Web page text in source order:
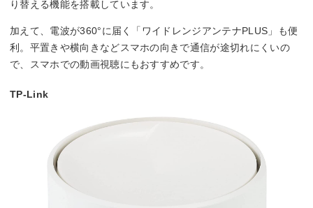
り替える機能を搭載しています。
加えて、電波が360°に届く「ワイドレンジアンテナPLUS」も便
利。平置きや横向きなどスマホの向きで通信が途切れにくいの
で、スマホでの動画視聴にもおすすめです。
TP-Link